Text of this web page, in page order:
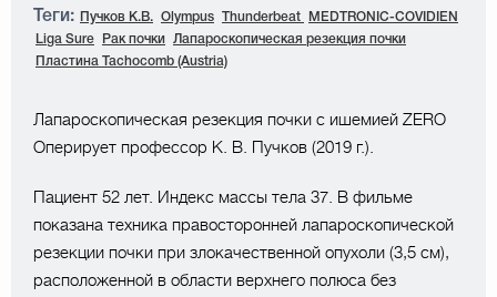
Теги: Пучков К.В. Olympus Thunderbeat
MEDTRONIC-COVIDIEN
Liga Sure
Рак почки
Лапароскопическая резекция почки
Пластина Tachocomb (Austria)
Лапароскопическая резекция почки с ишемией ZERO
Оперирует профессор К. В. Пучков (2019 г.).
Пациент 52 лет. Индекс массы тела 37. В фильме
показана техника правосторонней лапароскопической
резекции почки при злокачественной опухоли (3,5 см),
расположенной в области верхнего полюса без